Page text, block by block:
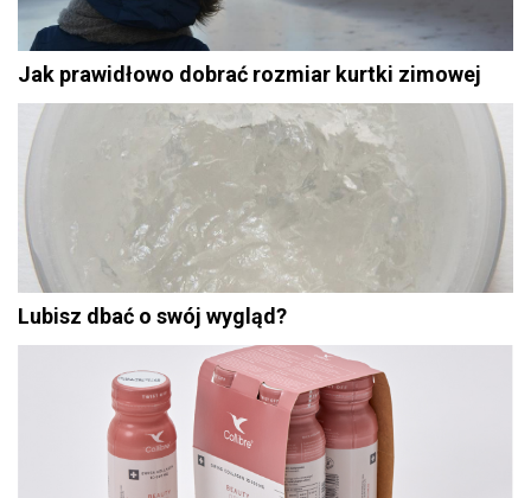
Jak prawidłowo dobrać rozmiar kurtki zimowej
Lubisz dbać o swój wygląd?